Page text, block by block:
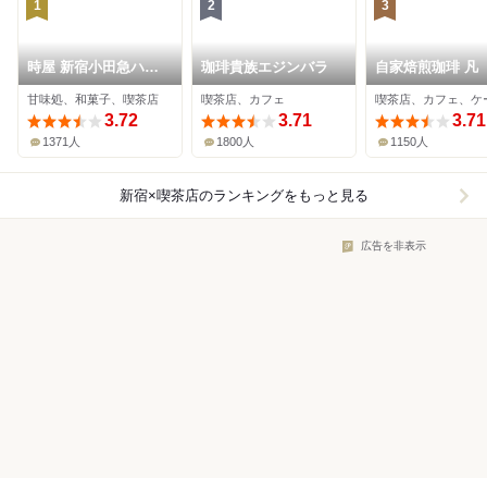
1
時屋 新宿小田急ハル
ク店
甘味処、和菓子、喫茶店
3.72
1371人
2
珈琲貴族エジンバラ
喫茶店、カフェ
3.71
1800人
3
自家焙煎珈琲 凡
喫茶店、カフェ、ケ
3.71
1150人
新宿×喫茶店のランキングをもっと見る
広告を非表示